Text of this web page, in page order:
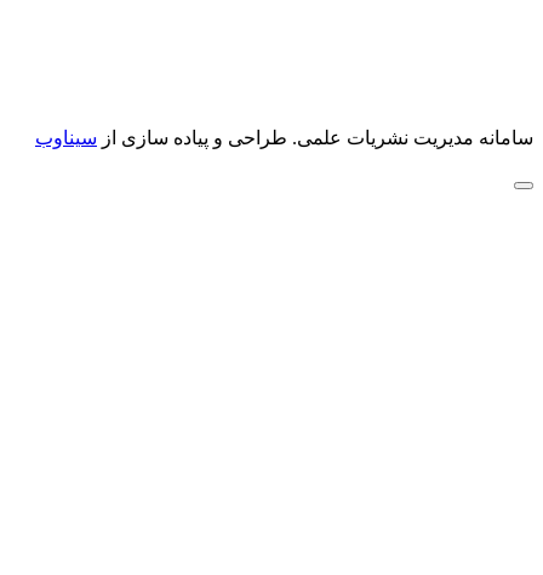
سامانه مدیریت نشریات علمی. طراحی و پیاده سازی از سیناوب